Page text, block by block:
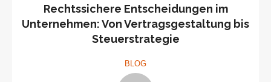
Rechtssichere Entscheidungen im
Unternehmen: Von Vertragsgestaltung bis
Steuerstrategie
BLOG